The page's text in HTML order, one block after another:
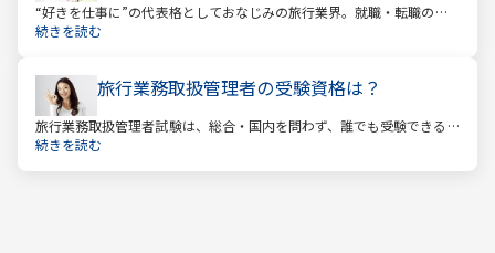
“好きを仕事に”の代表格としておなじみの旅行業界。就職・転職の人
気企業ランキングでは旅行会社が常に上位に君臨し、いつの時代にも
続きを読む
旅行業務取扱管理者の受験資格は？
旅行業務取扱管理者試験は、総合・国内を問わず、誰でも受験できる
資格です。一般的に「国家資格」といえば受験資格が多いですが、
続きを読む